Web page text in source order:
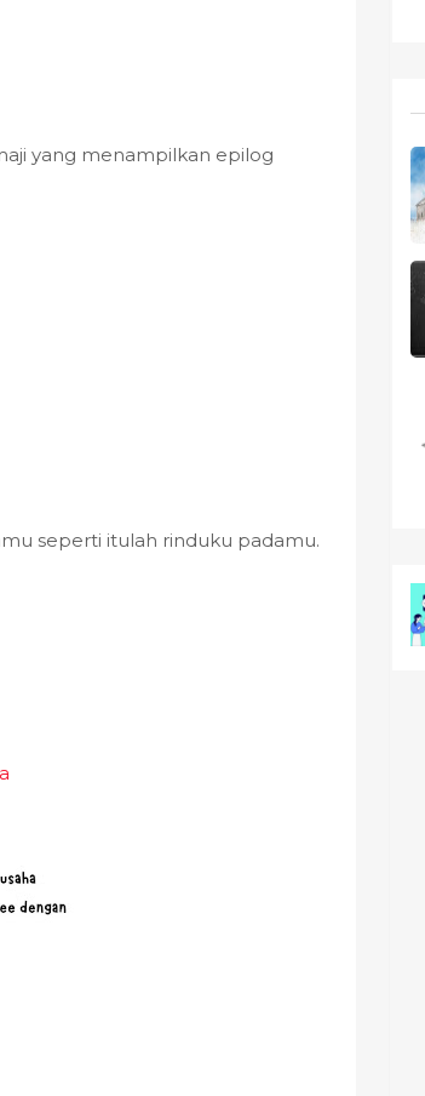
yang menampilkan epilog
seperti itulah rinduku padamu.